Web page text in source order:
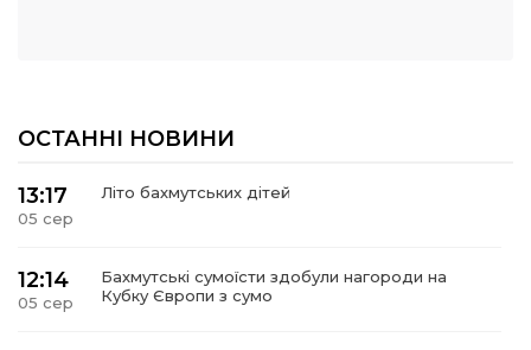
ОСТАННІ НОВИНИ
13:17
05 сер
Літо бахмутських дітей
12:14
05 сер
Бахмутські сумоїсти здобули нагороди на
Кубку Європи з сумо